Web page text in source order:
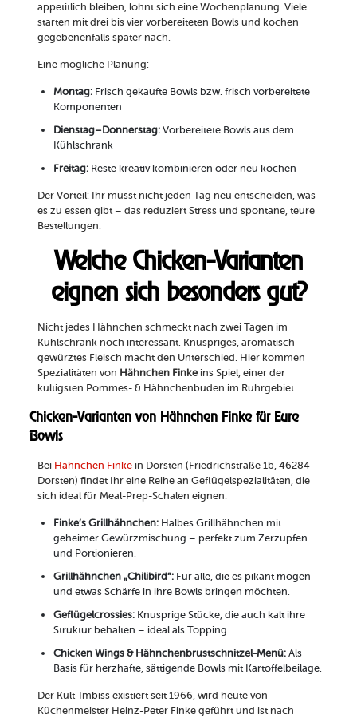
appetitlich bleiben, lohnt sich eine Wochenplanung. Viele
starten mit drei bis vier vorbereiteten Bowls und kochen
gegebenenfalls später nach.
Eine mögliche Planung:
Montag:Frisch gekaufte Bowls bzw. frisch vorbereitete
Komponenten
Dienstag–Donnerstag:Vorbereitete Bowls aus dem
Kühlschrank
Freitag:Reste kreativ kombinieren oder neu kochen
Der Vorteil: Ihr müsst nicht jeden Tag neu entscheiden, was
es zu essen gibt – das reduziert Stress und spontane, teure
Bestellungen.
Welche Chicken-Varianten
eignen sich besonders gut?
Nicht jedes Hähnchen schmeckt nach zwei Tagen im
Kühlschrank noch interessant. Knuspriges, aromatisch
gewürztes Fleisch macht den Unterschied. Hier kommen
Spezialitäten von Hähnchen Finkeins Spiel, einer der
kultigsten Pommes- & Hähnchenbuden im Ruhrgebiet.
Chicken-Varianten von Hähnchen Finke für Eure
Bowls
Bei Hähnchen Finkein Dorsten (Friedrichstraße 1b, 46284
Dorsten) findet Ihr eine Reihe an Geflügelspezialitäten, die
sich ideal für Meal-Prep-Schalen eignen:
Finke’s Grillhähnchen:Halbes Grillhähnchen mit
geheimer Gewürzmischung – perfekt zum Zerzupfen
und Portionieren.
Grillhähnchen „Chilibird“:Für alle, die es pikant mögen
und etwas Schärfe in ihre Bowls bringen möchten.
Geflügelcrossies:Knusprige Stücke, die auch kalt ihre
Struktur behalten – ideal als Topping.
Chicken Wings & Hähnchenbrustschnitzel-Menü:Als
Basis für herzhafte, sättigende Bowls mit Kartoffelbeilage.
Der Kult-Imbiss existiert seit 1966, wird heute von
Küchenmeister Heinz-Peter Finke geführt und ist nach